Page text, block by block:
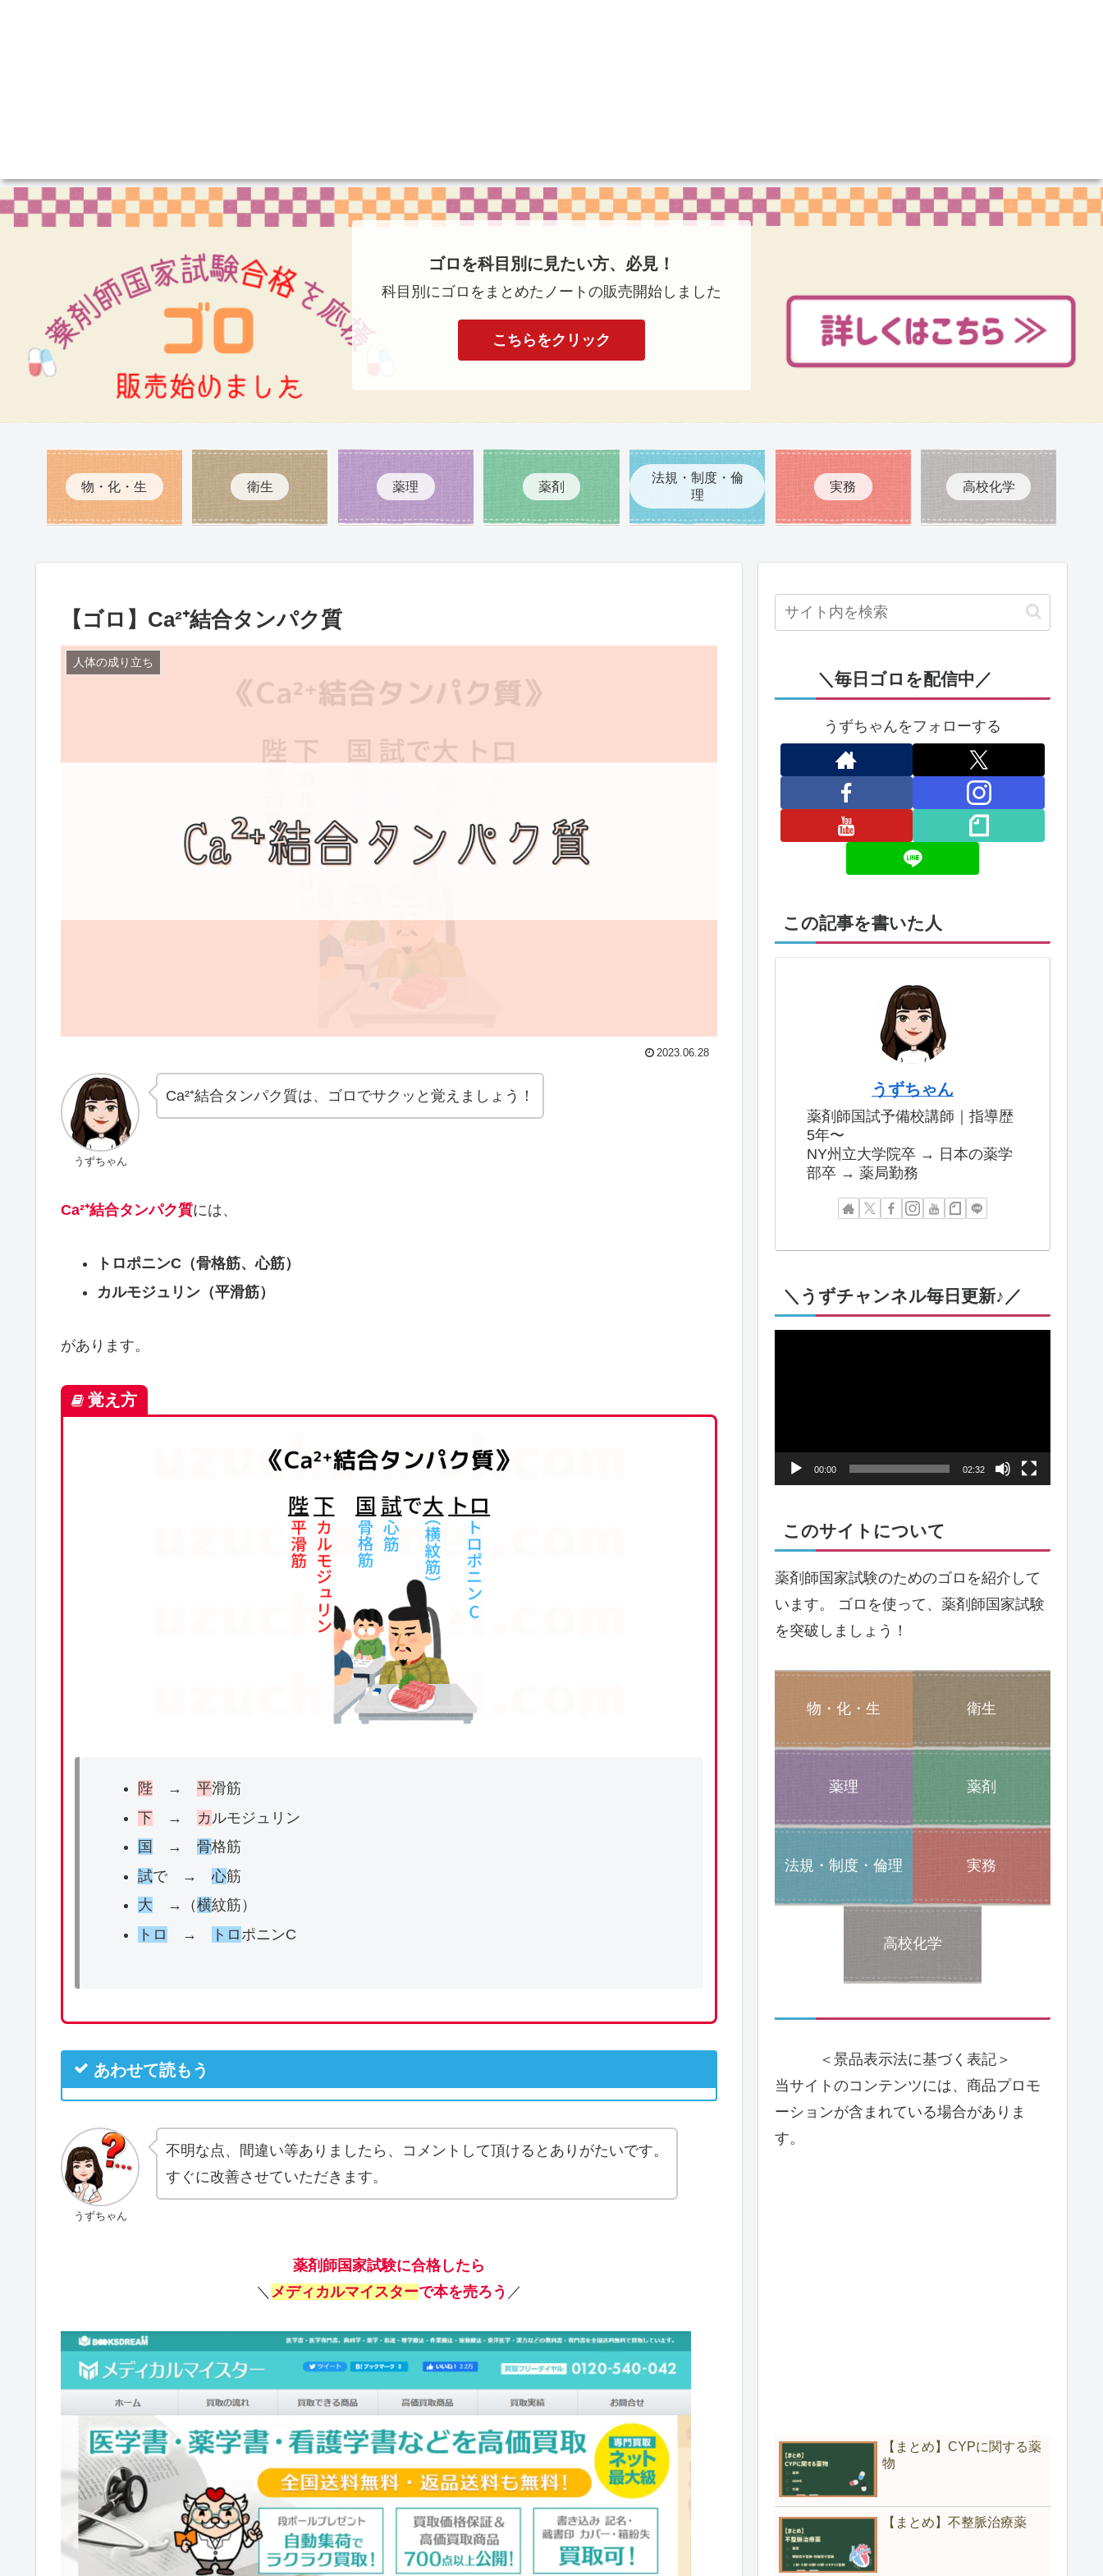
ゴロを科目別に見たい方、必見！
科目別にゴロをまとめたノートの販売開始しました
こちらをクリック
物・化・生 衛生 薬理 薬剤
法規・制度・倫
理
実務 高校化学
【ゴロ】Ca²⁺結合タンパク質
人体の成り立ち
2023.06.28
うずちゃん
Ca²⁺結合タンパク質は、ゴロでサクッと覚えましょう！
Ca²⁺結合タンパク質には、
トロポニンC（骨格筋、心筋）
カルモジュリン（平滑筋）
があります。
覚え方
陛→ 平滑筋
下→ カ ルモジュリン
国
→ 骨格筋
試で →心筋
大 →（横紋筋）
トロ
→ トロポニンC
あわせて読もう
うずちゃん
不明な点、間違い等ありましたら、コメントして頂けるとありがたいです。
すぐに改善させていただきます。
薬剤師国家試験に合格したら
＼ メディカルマイスターで本を売ろう ／
＼毎日ゴロを配信中／
うずちゃんをフォローする
この記事を書いた人
うずちゃん
薬剤師国試予備校講師｜指導歴
5年〜
NY州立大学院卒 → 日本の薬学
部卒 → 薬局勤務
＼うずチャンネル毎日更新♪／
00:00 02:32
このサイトについて
薬剤師国家試験のためのゴロを紹介して
います。 ゴロを使って、薬剤師国家試験
を突破しましょう！
物・化・生 衛生
薬理 薬剤
法規・制度・倫理 実務
高校化学
＜景品表示法に基づく表記＞
当サイトのコンテンツには、商品プロモ
ーションが含まれている場合がありま
す。
【まとめ】CYPに関する薬
物
【まとめ】不整脈治療薬